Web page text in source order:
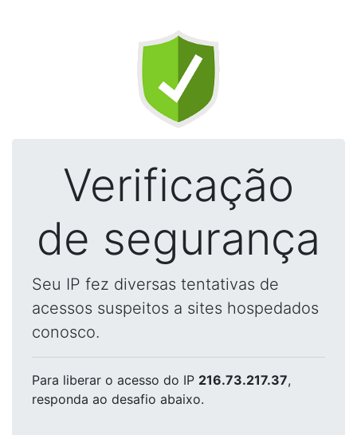
Verificação
de segurança
Seu IP fez diversas tentativas de
acessos suspeitos a sites hospedados
conosco.
Para liberar o acesso do IP 216.73.217.37,
responda ao desafio abaixo.